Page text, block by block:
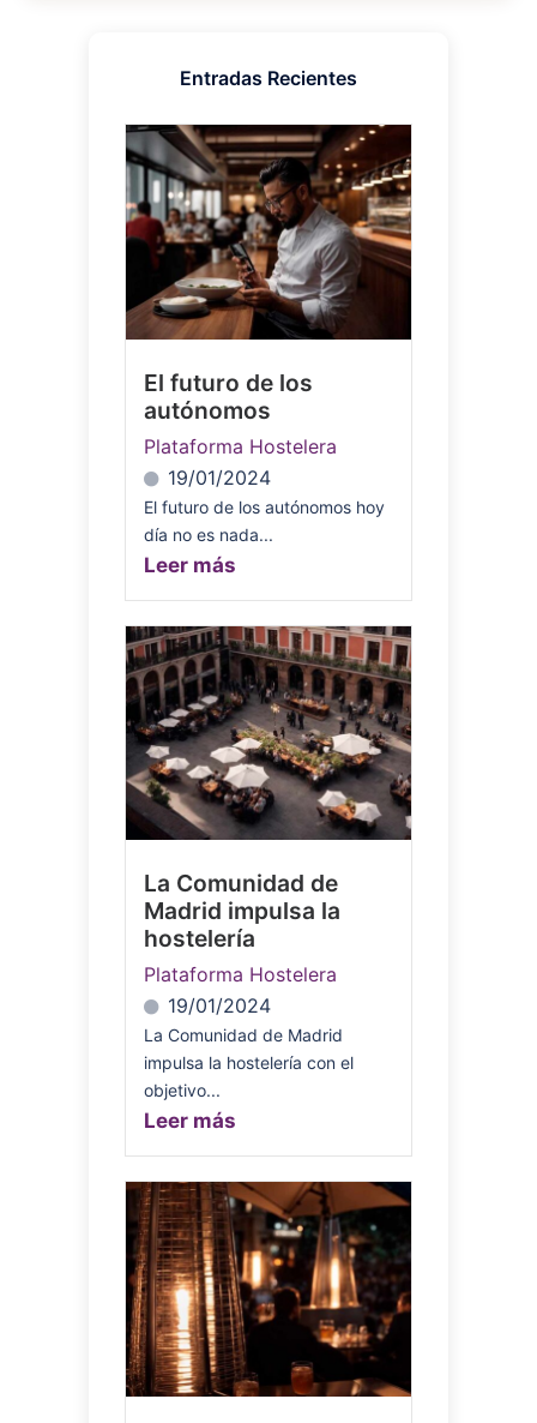
Entradas Recientes
El futuro de los
autónomos
Plataforma Hostelera
19/01/2024
El futuro de los autónomos hoy
día no es nada...
Leer más
La Comunidad de
Madrid impulsa la
hostelería
Plataforma Hostelera
19/01/2024
La Comunidad de Madrid
impulsa la hostelería con el
objetivo...
Leer más